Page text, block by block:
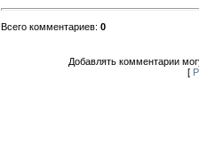
Всего комментариев: 0
Добавлять комментарии
[